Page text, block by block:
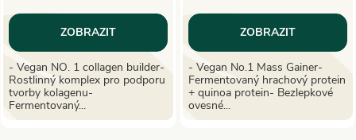
d
u
k
o
d
u
ZOBRAZIT
- Vegan NO. 1 collagen builder-
Rostlinný komplex pro podporu
tvorby kolagenu-
Fermentovaný...
ZOBRAZIT
- Vegan No.1 Mass Gainer-
Fermentovaný hrachový protein
+ quinoa protein- Bezlepkové
ovesné...